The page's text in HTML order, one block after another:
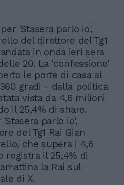
'Stasera parlo io',
del direttore del Tg1
in onda ieri sera
20. La 'confessione'
le porte di casa al
gradi - dalla politica
vista da 4,6 milioni
il 25,4% di share.
parlo io',
del Tg1 Rai Gian
che supera i 4,6
registra il 25,4% di
la Rai sul
di X.